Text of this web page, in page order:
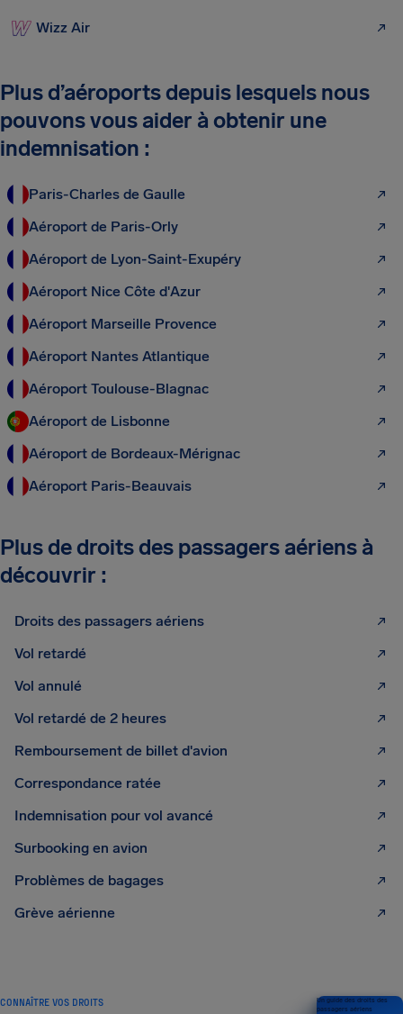
Wizz Air
Plus d’aéroports depuis lesquels nous
pouvons vous aider à obtenir une
indemnisation :
Paris-Charles de Gaulle
Aéroport de Paris-Orly
Aéroport de Lyon-Saint-Exupéry
Aéroport Nice Côte d'Azur
Aéroport Marseille Provence
Aéroport Nantes Atlantique
Aéroport Toulouse-Blagnac
Aéroport de Lisbonne
Aéroport de Bordeaux-Mérignac
Aéroport Paris-Beauvais
Plus de droits des passagers aériens à
découvrir :
Droits des passagers aériens
Vol retardé
Vol annulé
Vol retardé de 2 heures
Remboursement de billet d'avion
Correspondance ratée
Indemnisation pour vol avancé
Surbooking en avion
Problèmes de bagages
Grève aérienne
CONNAÎTRE VOS DROITS
Un guide des droits des
passagers aériens